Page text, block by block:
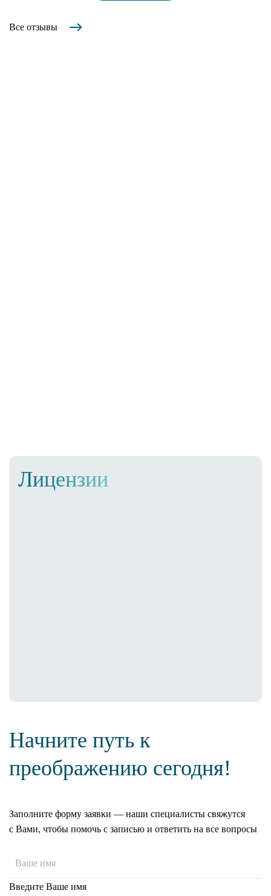
Все отзывы
Лицензии
Начните путь к
преображению сегодня!
Заполните форму заявки — наши специалисты свяжутся
с Вами, чтобы помочь с записью и ответить на все вопросы
Введите Ваше имя